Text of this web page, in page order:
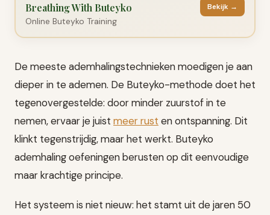
Breathing With Buteyko
Online Buteyko Training
Bekijk →
De meeste ademhalingstechnieken moedigen je aan
dieper in te ademen. De Buteyko-methode doet het
tegenovergestelde: door minder zuurstof in te
nemen, ervaar je juist meer rust en ontspanning. Dit
klinkt tegenstrijdig, maar het werkt. Buteyko
ademhaling oefeningen berusten op dit eenvoudige
maar krachtige principe.
Het systeem is niet nieuw: het stamt uit de jaren 50